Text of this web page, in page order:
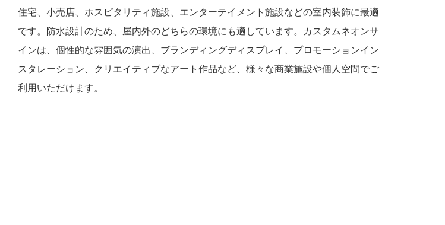
住宅、小売店、ホスピタリティ施設、エンターテイメント施設などの室内装飾に最適
です。防水設計のため、屋内外のどちらの環境にも適しています。カスタムネオンサ
インは、個性的な雰囲気の演出、ブランディングディスプレイ、プロモーションイン
スタレーション、クリエイティブなアート作品など、様々な商業施設や個人空間でご
利用いただけます。